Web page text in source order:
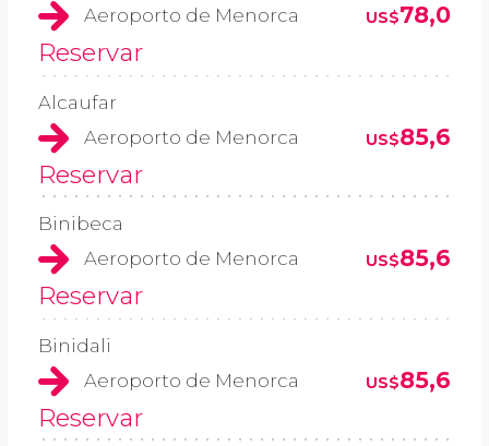
Aeroporto de Menorca
US$78,0
Reservar
Alcaufar
Aeroporto de Menorca
US$85,6
Reservar
Binibeca
Aeroporto de Menorca
US$85,6
Reservar
Binidali
Aeroporto de Menorca
US$85,6
Reservar